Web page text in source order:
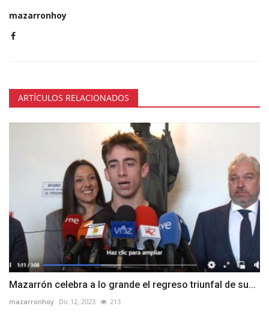
mazarronhoy
ARTÍCULOS RELACIONADOS
Mazarrón celebra a lo grande el regreso triunfal de su...
mazarronhoy Dic 12, 2023 213